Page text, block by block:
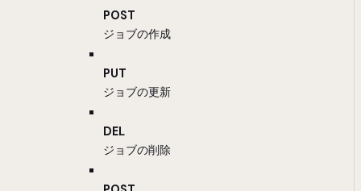
POST
ジョブの作成
PUT
ジョブの更新
DEL
ジョブの削除